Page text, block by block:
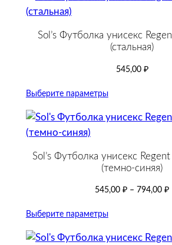
Sol’s Футболка унисекс
(стальная)
545,00 ₽
Выберите параметры
Sol’s Футболка унисекс
(темно-синяя)
545,00 ₽ – 794,00 ₽
Выберите параметры